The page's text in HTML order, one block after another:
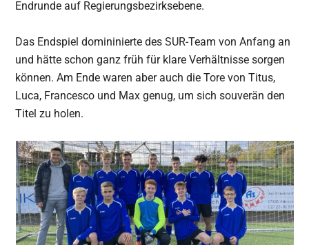
Endrunde auf Regierungsbezirksebene.
Das Endspiel domininierte des SUR-Team von Anfang an
und hätte schon ganz früh für klare Verhältnisse sorgen
können. Am Ende waren aber auch die Tore von Titus,
Luca, Francesco und Max genug, um sich souverän den
Titel zu holen.